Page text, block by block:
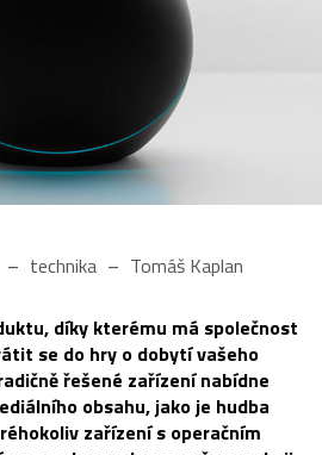
technika Tomáš Kaplan
díky kterému má společnost
se do hry o dobytí vašeho
řešené zařízení nabídne
obsahu, jako je hudba
zařízení s operačním